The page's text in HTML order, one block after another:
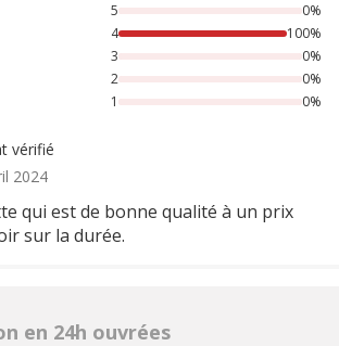
lont noté avec {1} étoiles,
5
0%
4
100%
3
0%
2
0%
1
0%
vérifié
2024
qui est de bonne qualité à un prix
sur la durée.
en 24h ouvrées